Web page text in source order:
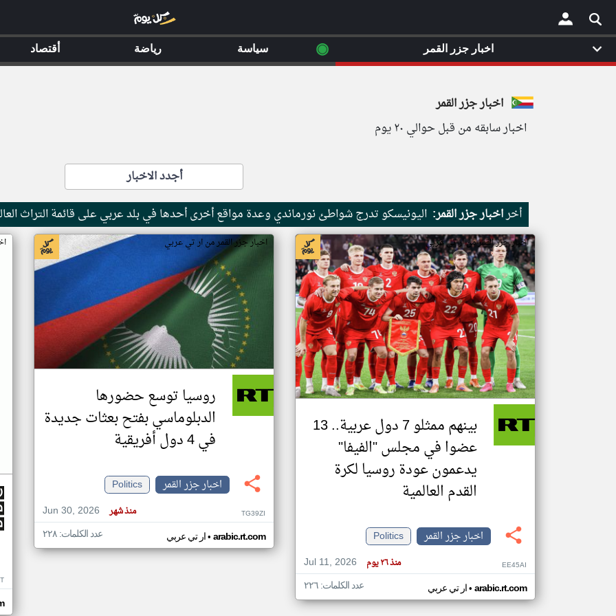
×
اخبار جزر القمر
اخبار سابقه من قبل حوالي ٢٠ يوم
أجدد الاخبار
أخراخبار جزر القمر: اليونيسكو تدرج شواطئ نورماندي وعدة مواقع أخرى أحدها في بلد عربي على قائمة التراث
اخبار جزر القمر من ار تي عربي
بينهم ممثلو 7 دول عربية.. 13
عضوا في مجلس "الفيفا"
يدعمون عودة روسيا لكرة
القدم العالمية
اخبار جزر القمر
Politics
Jul 11, 2026
منذ ٢٦ يوم EE45AI
ار تي عربي• arabic.rt.com عدد الكلمات: ٢٢٦
اخبار جزر القمر من ار تي عربي
روسيا توسع حضورها
الدبلوماسي بفتح بعثات جديدة
في 4 دول أفريقية
اخبار جزر القمر
Politics
Jun 30, 2026
منذ شهر TG39ZI
ار تي عربي• arabic.rt.com عدد الكلمات: ٢٢٨
اخبار جزر القمر ◉ سياسة رياضة أقتصاد